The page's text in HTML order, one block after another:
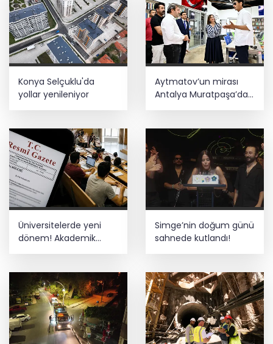
Konya Selçuklu'da
yollar yenileniyor
Aytmatov’un mirası
Antalya Muratpaşa’da
Üniversitelerde yeni
dönem! Akademik
Simge’nin doğum günü
sahnede kutlandı!